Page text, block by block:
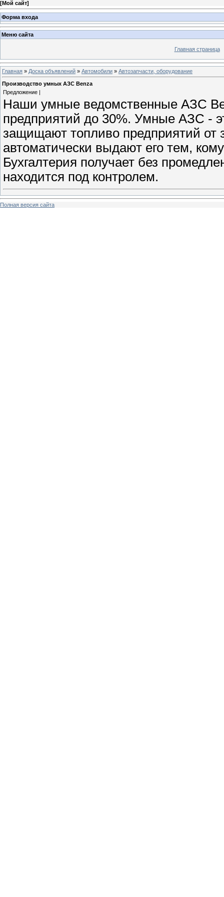
[Мой сайт]
Форма входа
Меню сайта
Главная страница
Главная » Доска объявлений » Автомобили » Автозапчасти, оборудование
Производство умных АЗС Benza
Предложение |
Наши умные ведомственные АЗС
предприятий до 30%. Умные АЗС -
защищают топливо предприятий от
автоматически выдают его тем,
Бухгалтерия получает без
находится под контролем.
Полная версия сайта